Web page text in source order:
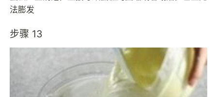
法膨发
步骤 13